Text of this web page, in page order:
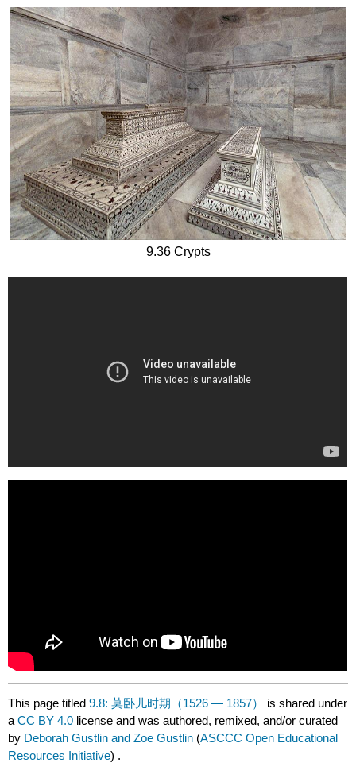
9.36 Crypts
This page titled9.8: 莫卧儿时期（1526 — 1857）
is shared under
aCC BY 4.0 license and was authored, remixed, and/or curated
by Deborah Gustlin and Zoe Gustlin (ASCCC Open Educational
Resources Initiative) .